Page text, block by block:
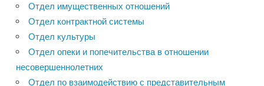
Отдел имущественных отношений
Отдел контрактной системы
Отдел культуры
Отдел опеки и попечительства в отношении
несовершеннолетних
Отдел по взаимодействию с представительным